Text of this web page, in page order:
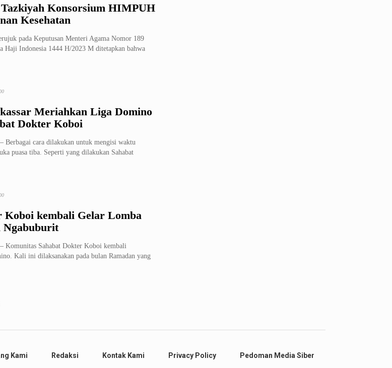
Konsorsium HIMPUH
Kesehatan
pada Keputusan Menteri Agama Nomor 189
Haji Indonesia 1444 H/2023 M ditetapkan bahwa
Meriahkan Liga Domino
Dokter Koboi
cara dilakukan untuk mengisi waktu
puasa tiba. Seperti yang dilakukan Sahabat
Koboi kembali Gelar Lomba
Ngabuburit
Sahabat Dokter Koboi kembali
Kali ini dilaksanakan pada bulan Ramadan yang
Kami Redaksi Kontak Kami Privacy Policy Pedoman Media Siber